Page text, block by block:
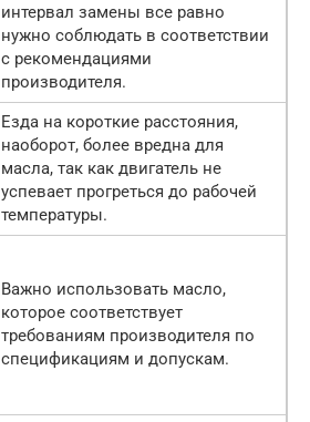
интервал замены все равно
нужно соблюдать в соответствии
с рекомендациями
производителя.
Езда на короткие расстояния,
наоборот, более вредна для
масла, так как двигатель не
успевает прогреться до рабочей
температуры.
Важно использовать масло,
которое соответствует
требованиям производителя по
спецификациям и допускам.